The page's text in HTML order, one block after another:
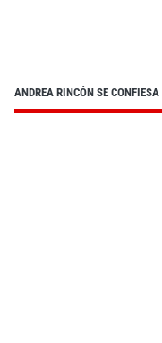
ANDREA RINCÓN SE CONFIESA